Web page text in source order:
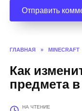
ГЛАВНАЯ » MINECRAFT
Как
предмета
НА ЧТЕНИЕ